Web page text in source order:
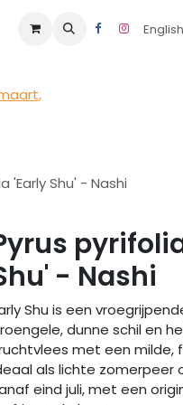
,
'Early Shu' - Nashi
- Nashi
Shu is een
dunne schil en
met een milde,
als lichte zomerpeer
eind juli, met een